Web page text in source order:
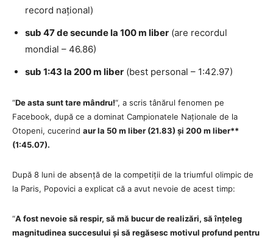
record național)
sub 47 de secunde la 100 m liber (are recordul
mondial – 46.86)
sub 1:43 la 200 m liber (best personal – 1:42.97)
“De asta sunt tare mândru!“, a scris tânărul fenomen pe
Facebook, după ce a dominat Campionatele Naționale de la
Otopeni, cucerind aur la 50 m liber (21.83) și 200 m liber**
(1:45.07).
După 8 luni de absență de la competiții de la triumful olimpic de
la Paris, Popovici a explicat că a avut nevoie de acest timp:
“A fost nevoie să respir, să mă bucur de realizări, să înțeleg
magnitudinea succesului și să regăsesc motivul profund pentru